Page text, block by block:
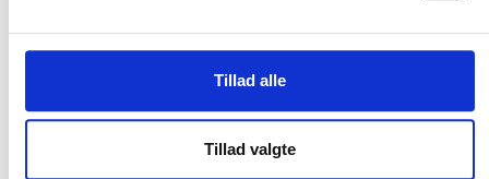
Tillad alle
Tillad valgte